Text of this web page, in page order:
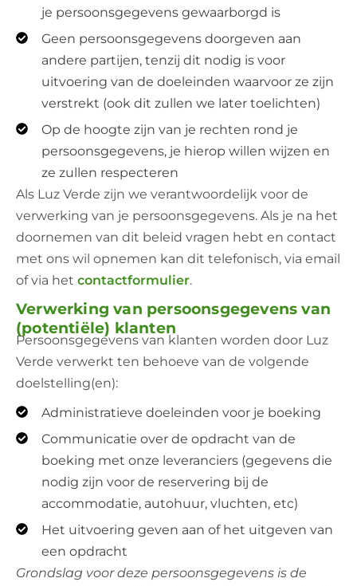
je persoonsgegevens gewaarborgd is
Geen persoonsgegevens doorgeven aan
andere partijen, tenzij dit nodig is voor
uitvoering van de doeleinden waarvoor ze zijn
verstrekt (ook dit zullen we later toelichten)
Op de hoogte zijn van je rechten rond je
persoonsgegevens, je hierop willen wijzen en
ze zullen respecteren
Als Luz Verde zijn we verantwoordelijk voor de
verwerking van je persoonsgegevens. Als je na het
doornemen van dit beleid vragen hebt en contact
met ons wil opnemen kan dit telefonisch, via email
of via het contactformulier.
Verwerking van persoonsgegevens van
(potentiële) klanten
Persoonsgegevens van klanten worden door Luz
Verde verwerkt ten behoeve van de volgende
doelstelling(en):
Administratieve doeleinden voor je boeking
Communicatie over de opdracht van de
boeking met onze leveranciers (gegevens die
nodig zijn voor de reservering bij de
accommodatie, autohuur, vluchten, etc)
Het uitvoering geven aan of het uitgeven van
een opdracht
Grondslag voor deze persoonsgegevens is de